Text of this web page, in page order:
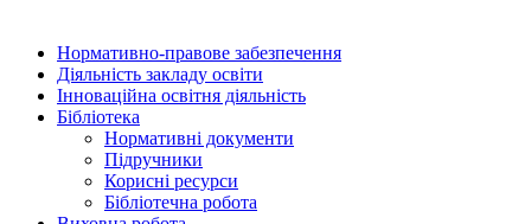
Нормативно-правове забезпечення
Діяльність закладу освіти
Інноваційна освітня діяльність
Бібліотека
Нормативні документи
Підручники
Корисні ресурси
Бібліотечна робота